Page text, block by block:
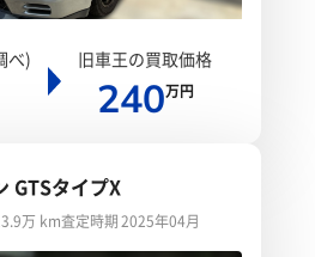
べ) 旧車王の買取価格
240万円
GTSタイプX
万 km査定時期 2025年04月